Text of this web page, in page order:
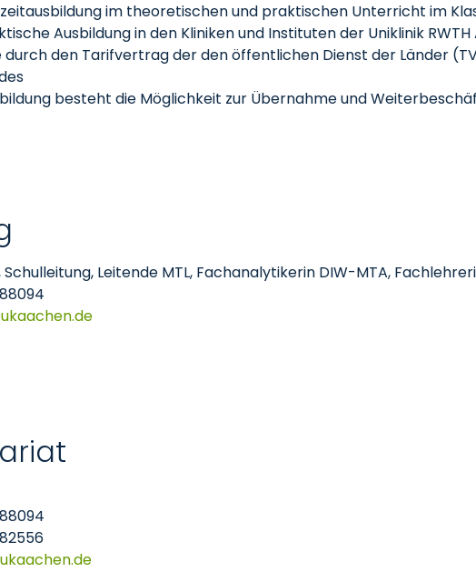
im theoretischen und praktischen Unterricht im
Ausbildung in den Kliniken und Instituten der Uniklinik
durch den Tarifvertrag der den öffentlichen Dienst der Länder
besteht die Möglichkeit zur Übernahme und
Schulleitung, Leitende MTL, Fachanalytikerin DIW-MTA,
ukaachende
ukaachende